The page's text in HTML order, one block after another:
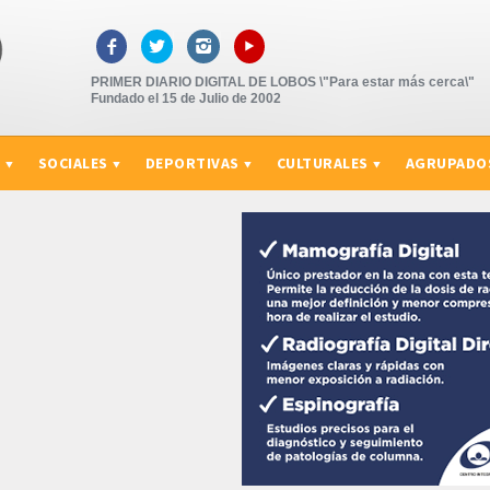
   ▸
PRIMER DIARIO DIGITAL DE LOBOS \"Para estar más cerca\"
Fundado el 15 de Julio de 2002
SOCIALES DEPORTIVAS CULTURALES